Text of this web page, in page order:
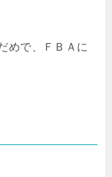
めで、ＦＢＡに